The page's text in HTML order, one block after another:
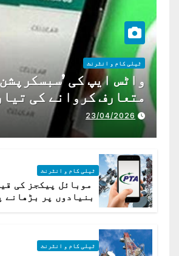
ٹیلی کام و انٹرنٹ
واٹس ایپ کی ’سبسکرپشن
متعارف کروانے کی
23/04/2026
ٹیلی کام و انٹرنٹ
موبائل پیکجز کی
بنیادوں پر بڑھانے
ٹیلی کام و انٹرنٹ